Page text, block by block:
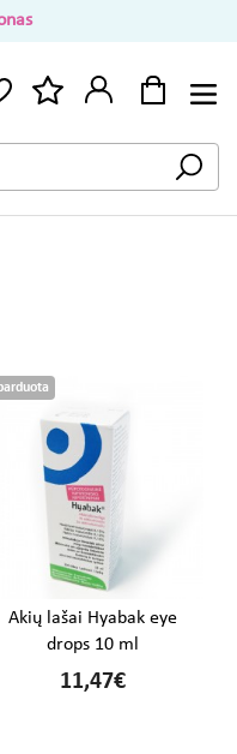
Akių lašai Hyabak eye
drops 10 ml
11,47€